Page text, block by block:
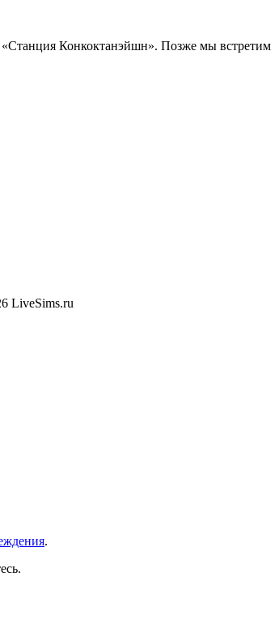
«Станция Конкоктанэйшн». Позже мы встретим
LiveSims.ru
.